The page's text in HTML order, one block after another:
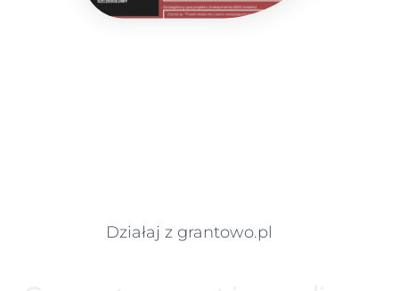
Działaj z grantowo.pl